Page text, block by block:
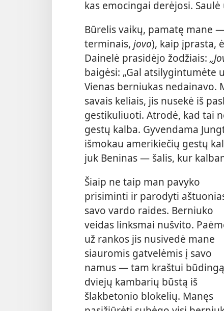
kas emocingai derėjosi.
Būrelis vaikų, pamatę mane
terminais, jovo), kaip įprasta,
Dainelė prasidėjo žodžiais:
baigėsi: „Gal atsilygintumėte
Vienas berniukas nedainavo.
savais keliais, jis nusekė iš
gestikuliuoti. Atrodė, kad tai
gestų kalba. Gyvendama
išmokau amerikiečių gestų
juk Beninas — šalis, kur
Šiaip ne taip man pavyko
prisiminti ir parodyti
savo vardo raides. Berniuko
veidas linksmai nušvito.
už rankos jis nusivedė mane
siauromis gatvelėmis į savo
namus — tam kraštui būdingą
dviejų kambarių būstą iš
šlakbetonio blokelių. Manęs